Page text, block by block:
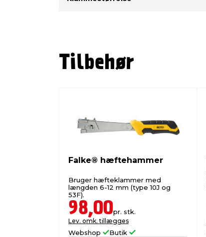
Tilbehør
Falke® hæftehammer
Bruger hæfteklammer med
længden 6-12 mm (type 10J og
53F).
98,00pr. stk.
Lev. omk. tillægges
Webshop Butik